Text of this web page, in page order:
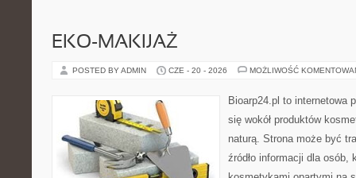
EKO-MAKIJAŻ
POSTED BY ADMIN CZE - 20 - 2026 MOŻLIWOŚĆ
Bioarp24.pl to internetowa
się wokół produktów
naturą. Strona może być
źródło informacji dla osób,